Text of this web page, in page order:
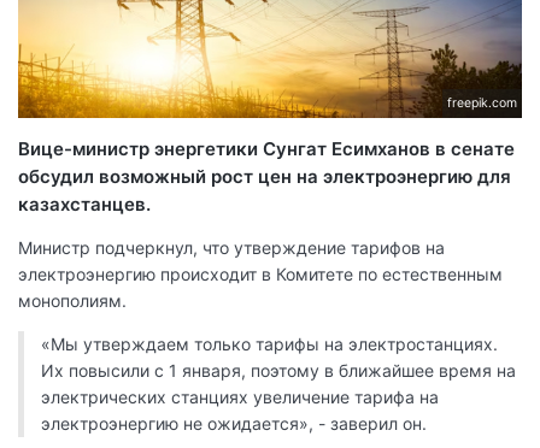
freepik.com
Вице-министр энергетики Сунгат Есимханов в сенате
обсудил возможный рост цен на электроэнергию для
казахстанцев.
Министр подчеркнул, что утверждение тарифов на
электроэнергию происходит в Комитете по естественным
монополиям.
«Мы утверждаем только тарифы на электростанциях.
Их повысили с 1 января, поэтому в ближайшее время на
электрических станциях увеличение тарифа на
электроэнергию не ожидается», - заверил он.